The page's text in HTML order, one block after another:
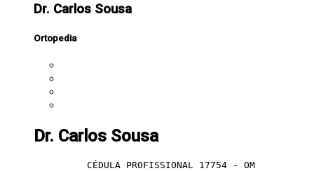
Dr. Carlos Sousa
Ortopedia
Dr. Carlos Sousa
CÉDULA PROFISSIONAL 17754 - OM